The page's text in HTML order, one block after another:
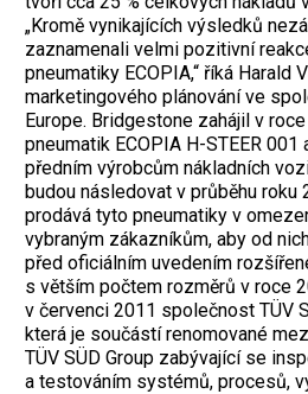
„Kromě vynikajících výsledků
zaznamenali velmi pozitivní
pneumatiky ECOPIA,“ říká Harald
marketingového plánování ve
Europe. Bridgestone zahájil v
pneumatik ECOPIA H-STEER 001
předním výrobcům nákladních
budou následovat v průběhu roku
prodává tyto pneumatiky v
vybraným zákazníkům, aby od
před oficiálním uvedením
s větším počtem rozměrů v roce
v červenci 2011 společnost TÜV
která je součástí renomované
TÜV SÜD Group zabývající se
a testováním systémů, procesů,